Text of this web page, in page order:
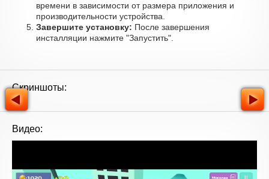
времени в зависимости от размера приложения и
производительности устройства.
Завершите установку: После завершения
инсталляции нажмите "Запустить".
Скриншоты:
Видео: